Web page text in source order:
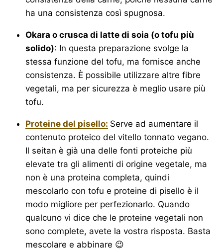
ha una consistenza così spugnosa.
Okara o crusca di latte di soia (o tofu più
solido): In questa preparazione svolge la
stessa funzione del tofu, ma fornisce anche
consistenza. È possibile utilizzare altre fibre
vegetali, ma per sicurezza è meglio usare più
tofu.
Proteine del pisello: Serve ad aumentare il
contenuto proteico del vitello tonnato vegano.
Il seitan è già una delle fonti proteiche più
elevate tra gli alimenti di origine vegetale, ma
non è una proteina completa, quindi
mescolarlo con tofu e proteine di pisello è il
modo migliore per perfezionarlo. Quando
qualcuno vi dice che le proteine vegetali non
sono complete, avete la vostra risposta. Basta
mescolare e abbinare 😉